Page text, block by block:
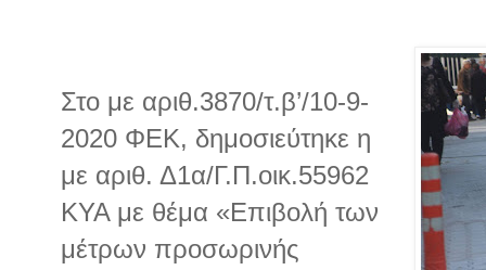
Στο με αριθ.3870/τ.β’/10-9-
2020 ΦΕΚ, δημοσιεύτηκε η
με αριθ. Δ1α/Γ.Π.οικ.55962
ΚΥΑ με θέμα «Επιβολή των
μέτρων προσωρινής